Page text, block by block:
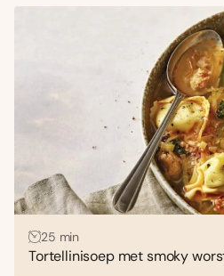
25 min
Tortellinisoep met smoky